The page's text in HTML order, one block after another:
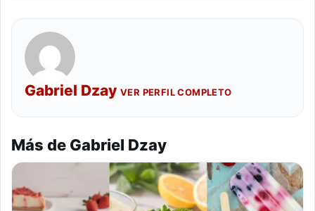
Gabriel Dzay VER PERFIL COMPLETO
Más de Gabriel Dzay